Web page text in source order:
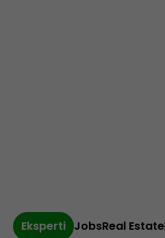
Eksperti JobsReal Estate